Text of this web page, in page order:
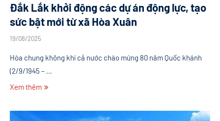
Đắk Lắk khởi động các dự án động lực, tạo
sức bật mới từ xã Hòa Xuân
19/08/2025
​Hòa chung không khí cả nước chào mừng 80 năm Quốc khánh
(2/9/1945 – …
Xem thêm